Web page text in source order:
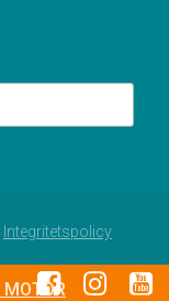
MOTOR
Integritetspolicy